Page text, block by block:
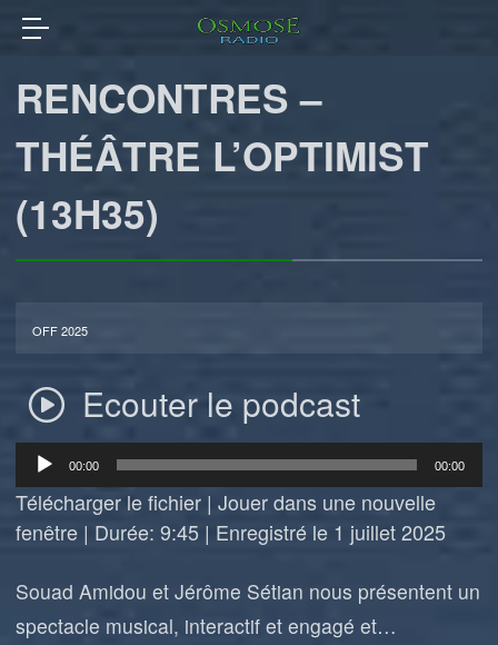
RENCONTRES –
THÉÂTRE L’OPTIMIST
(13H35)
OFF 2025
Ecouter le podcast
Lecteur
audio
00:00 00:00
Télécharger le fichier |Jouer dans une nouvelle
fenêtre | Durée: 9:45 | Enregistré le 1 juillet 2025
Souad Amidou et Jérôme Sétian nous présentent un
spectacle musical, interactif et engagé et…